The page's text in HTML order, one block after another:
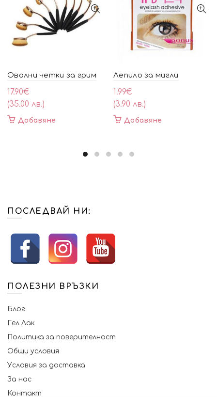
Овални четки за грим
17.90€
(35.00 лв.)
Добавяне
Лепило за мигли
1.99€
(3.90 лв.)
Добавяне
ПОСЛЕДВАЙ НИ:
ПОЛЕЗНИ ВРЪЗКИ
Блог
Гел Лак
Политика за поверителност
Общи условия
Условия за доставка
За нас
Контакт